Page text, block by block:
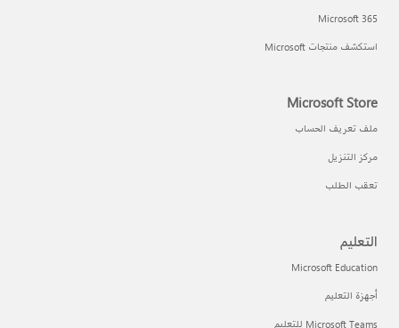
Microsoft 365
استكشف منتجات Microsoft
Microsoft Store
ملف تعريف الحساب
مركز التنزيل
تعقب الطلب
التعليم
Microsoft Education
أجهزة التعليم
Microsoft Teams للتعليم